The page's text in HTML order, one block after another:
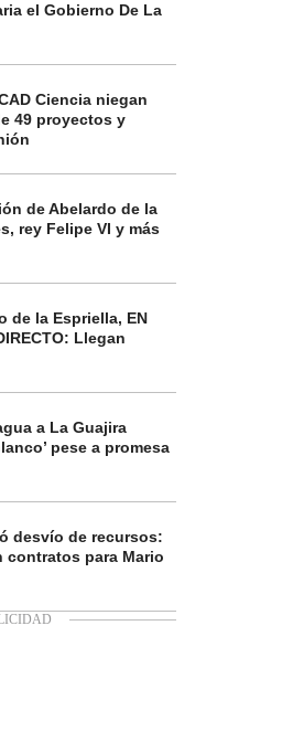
el Gobierno De La
Ciencia niegan
49 proyectos y
de Abelardo de la
rey Felipe VI y más
de la Espriella, EN
Llegan
a La Guajira
pese a promesa
desvío de recursos:
contratos para Mario